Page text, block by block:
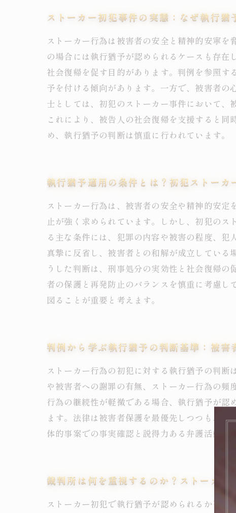
ストー
ストーカー初犯事件の実態：なぜ執行猶
ストーカー行為は被害者の安全と精神的安寧
の場合には執行猶予が認められるケースも存在
社会復帰を促す目的があります。判例を参照
予を付ける傾向があります。一方で、被害者
士としては、初犯のストーカー事件において、
これにより、被告人の社会復帰を支援すると
め、執行猶予の判断は慎重に行われています。
執行猶予適用の条件とは？初犯ストーカ
ストーカー行為は、被害者の安全や精神的安
止が強く求められています。しかし、初犯の
る主な条件には、犯罪の内容や被害の程度、
真摯に反省し、被害者との和解が成立してい
うした判断は、刑事処分の実効性と社会復帰
者の保護と再発防止のバランスを慎重に考慮
図ることが重要と考えます。
判例から学ぶ執行猶予の判断基準：被害
ストーカー行為の初犯に対する執行猶予の判
や被害者への謝罪の有無、ストーカー行為の
行為の継続性が軽微である場合、執行猶予が
ます。法律は被害者保護を最優先しつつも、
体的事案での事実確認と説得力ある弁護活動が
裁判所は何を重視するのか？ストーカ
ストーカー初犯で執行猶予が認められるか否